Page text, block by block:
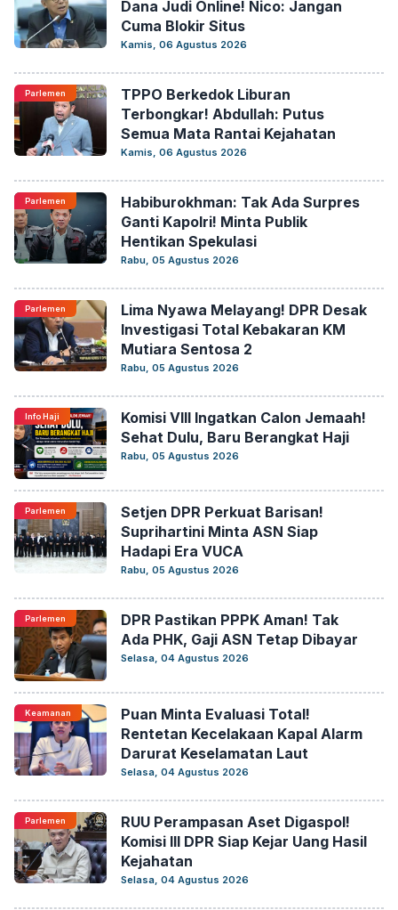
Dana Judi Online! Nico: Jangan
Cuma Blokir Situs
Kamis, 06 Agustus 2026
Parlemen
TPPO Berkedok Liburan
Terbongkar! Abdullah: Putus
Semua Mata Rantai Kejahatan
Kamis, 06 Agustus 2026
Parlemen
Habiburokhman: Tak Ada Surpres
Ganti Kapolri! Minta Publik
Hentikan Spekulasi
Rabu, 05 Agustus 2026
Parlemen
Lima Nyawa Melayang! DPR Desak
Investigasi Total Kebakaran KM
Mutiara Sentosa 2
Rabu, 05 Agustus 2026
Info Haji
Komisi VIII Ingatkan Calon Jemaah!
Sehat Dulu, Baru Berangkat Haji
Rabu, 05 Agustus 2026
Parlemen
Setjen DPR Perkuat Barisan!
Suprihartini Minta ASN Siap
Hadapi Era VUCA
Rabu, 05 Agustus 2026
Parlemen
DPR Pastikan PPPK Aman! Tak
Ada PHK, Gaji ASN Tetap Dibayar
Selasa, 04 Agustus 2026
Keamanan
Puan Minta Evaluasi Total!
Rentetan Kecelakaan Kapal Alarm
Darurat Keselamatan Laut
Selasa, 04 Agustus 2026
Parlemen
RUU Perampasan Aset Digaspol!
Komisi III DPR Siap Kejar Uang Hasil
Kejahatan
Selasa, 04 Agustus 2026